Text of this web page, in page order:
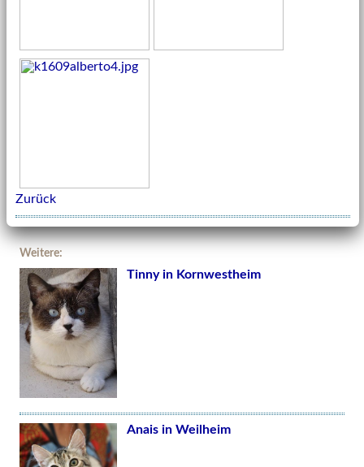
Zurück
Weitere:
Tinny in Kornwestheim
Anais in Weilheim